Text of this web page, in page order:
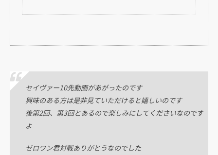
セイヴァー10先動画があがったのです
興味のある方は是非見ていただけると嬉しいのです
後第2回、第3回とあるので楽しみにしてくださいなのです
よ
ゼロワン君対戦ありがとうなのでした